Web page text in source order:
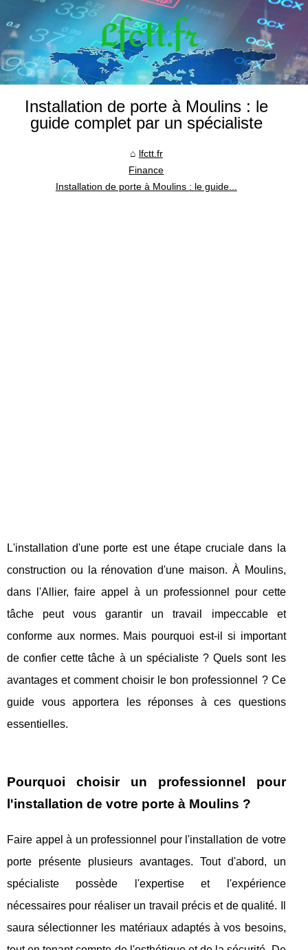
Installation de porte à Moulins : le
guide complet par un spécialiste
lfctt.fr
Finance
Installation de porte à Moulins : le guide...
L'installation d'une porte est une étape cruciale dans la
construction ou la rénovation d'une maison. À Moulins,
dans l'Allier, faire appel à un professionnel pour cette
tâche peut vous garantir un travail impeccable et
conforme aux normes. Mais pourquoi est-il si important
de confier cette tâche à un spécialiste ? Quels sont les
avantages et comment choisir le bon professionnel ? Ce
guide vous apportera les réponses à ces questions
essentielles.
Pourquoi choisir un professionnel pour
l'installation de votre porte à Moulins ?
Faire appel à un professionnel pour l'installation de votre
porte présente plusieurs avantages. Tout d'abord, un
spécialiste possède l'expertise et l'expérience
nécessaires pour réaliser un travail précis et de qualité. Il
saura sélectionner les matériaux adaptés à vos besoins,